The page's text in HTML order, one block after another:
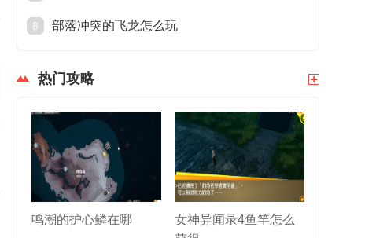
8 部落冲突的飞龙怎么玩
热门攻略
鸣潮的护心鳞在哪
女神异闻录4鱼竿怎么